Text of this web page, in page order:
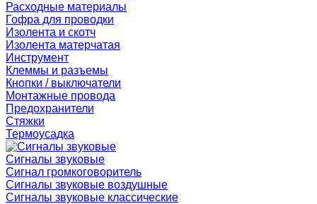
Расходные материалы
Гофра для проводки
Изолента и скотч
Изолента матерчатая
Инструмент
Клеммы и разъемы
Кнопки / выключатели
Монтажные провода
Предохранители
Стяжки
Термоусадка
Сигналы звуковые
Сигнал громкоговоритель
Сигналы звуковые воздушные
Сигналы звуковые классические